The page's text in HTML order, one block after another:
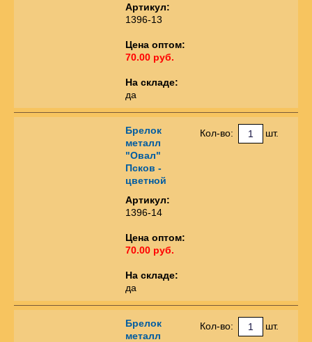
Артикул:
1396-13
Цена оптом:
70.00 руб.
На складе:
да
Брелок
металл
"Овал"
Псков -
цветной
Артикул:
1396-14
Цена оптом:
70.00 руб.
На складе:
да
Кол-во: шт.
Брелок
металл
Кол-во: шт.